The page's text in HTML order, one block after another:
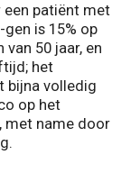
een patiënt met
is 15% op
50 jaar, en
het
bijna volledig
op het
met name door